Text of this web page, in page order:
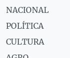
NACIONAL
POLÍTICA
CULTURA